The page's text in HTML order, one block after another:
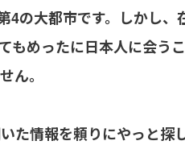
の大都市です。しかし、
もめったに日本人に会う
ん。
た情報を頼りにやっと